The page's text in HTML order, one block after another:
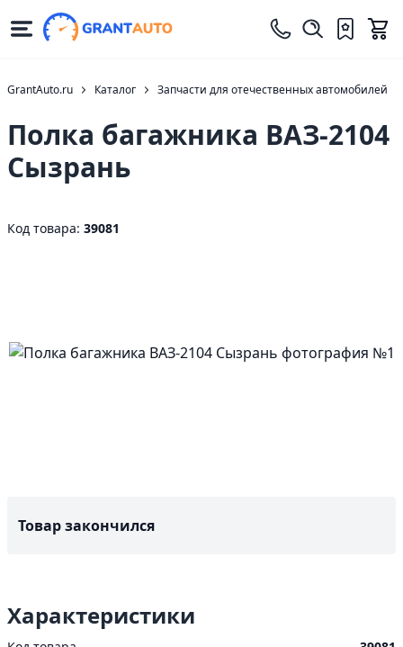
GrantAuto.ru Каталог Запчасти для отечественных автомобилей
Полка багажника ВАЗ-2104
Сызрань
Код товара: 39081
Товар закончился
Характеристики